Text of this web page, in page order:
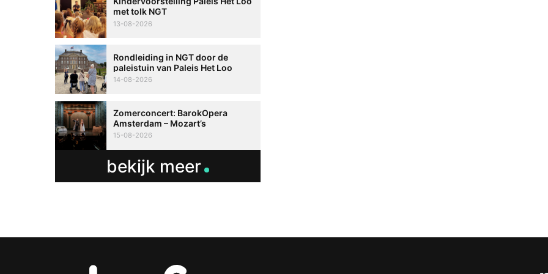
met tolk NGT
13-08-2026
Rondleiding in NGT door de
paleistuin van Paleis Het Loo
14-08-2026
Zomerconcert: BarokOpera
Amsterdam – Mozart’s
‘Ontvoering uit de Harem’ met
15-08-2026
bekijk meer